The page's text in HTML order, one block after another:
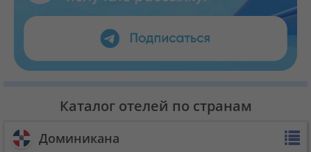
Каталог отелей по странам
Доминикана